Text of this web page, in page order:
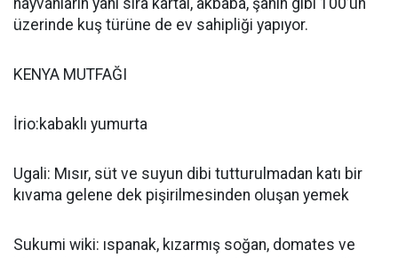
hayvanların yanı sıra kartal, akbaba, şahin gibi 100’ün
üzerinde kuş türüne de ev sahipliği yapıyor.
KENYA MUTFAĞI
İrio:kabaklı yumurta
Ugali: Mısır, süt ve suyun dibi tutturulmadan katı bir
kıvama gelene dek pişirilmesinden oluşan yemek
Sukumi wiki: ıspanak, kızarmış soğan, domates ve